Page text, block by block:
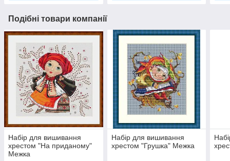
Подібні товари компанії
Набір для вишивання
хрестом "На приданому"
Межка
Набір для вишивання
хрестом "Грушка" Межка